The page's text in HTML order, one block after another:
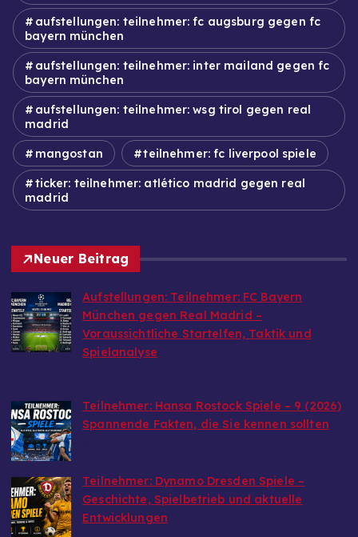
aufstellungen: teilnehmer: fc augsburg gegen fc
bayern münchen
aufstellungen: teilnehmer: inter mailand gegen fc
bayern münchen
aufstellungen: teilnehmer: wsg tirol gegen real
madrid
mangostan teilnehmer: fc liverpool spiele
ticker: teilnehmer: atlético madrid gegen real
madrid
Neuer Beitrag
Aufstellungen: Teilnehmer: FC Bayern
München gegen Real Madrid –
Voraussichtliche Startelfen, Taktik und
Spielanalyse
Teilnehmer: Hansa Rostock Spiele – 9 (2026)
Spannende Fakten, die Sie kennen sollten
Teilnehmer: Dynamo Dresden Spiele –
Geschichte, Spielbetrieb und aktuelle
Entwicklungen